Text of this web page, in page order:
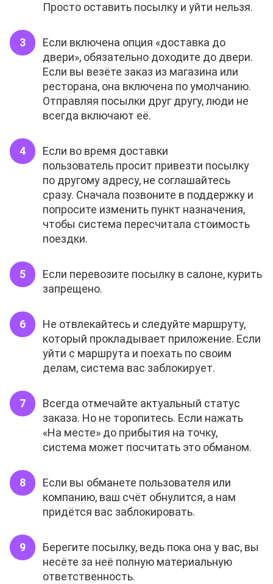
Просто оставить посылку и уйти нельзя.
Если включена опция «доставка до
двери», обязательно доходите до двери.
Если вы везёте заказ из магазина или
ресторана, она включена по умолчанию.
Отправляя посылки друг другу, люди не
всегда включают её.
Если во время доставки
пользователь просит привезти посылку
по другому адресу, не соглашайтесь
сразу. Сначала позвоните в поддержку и
попросите изменить пункт назначения,
чтобы система пересчитала стоимость
поездки.
Если перевозите посылку в салоне, курить
запрещено.
Не отвлекайтесь и следуйте маршруту,
который прокладывает приложение. Если
уйти с маршрута и поехать по своим
делам, система вас заблокирует.
Всегда отмечайте актуальный статус
заказа. Но не торопитесь. Если нажать
«На месте» до прибытия на точку,
система может посчитать это обманом.
Если вы обманете пользователя или
компанию, ваш счёт обнулится, а нам
придётся вас заблокировать.
Берегите посылку, ведь пока она у вас, вы
несёте за неё полную материальную
ответственность.